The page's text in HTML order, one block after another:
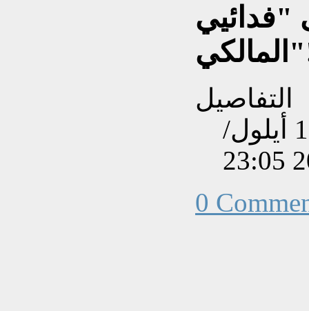
"فدائيي
التفاصيل
تم إنشاءه بتاريخ الأربعاء, 12 أيلول/
0